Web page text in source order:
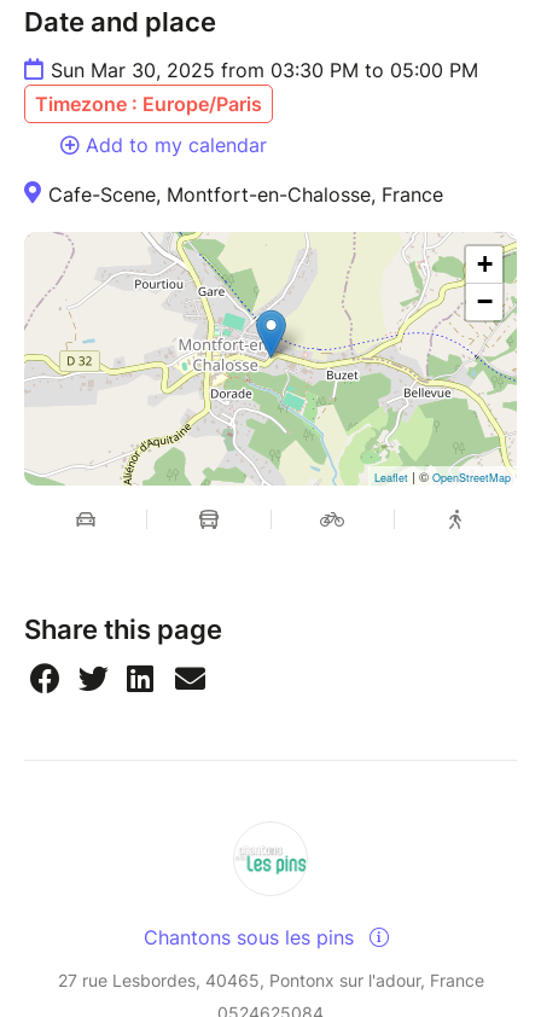
Date and place
Sun Mar 30, 2025 from 03:30 PM to 05:00 PM
Timezone : Europe/Paris
Add to my calendar
Cafe-Scene, Montfort-en-Chalosse, France
+
−
Leaflet | © OpenStreetMap
Share this page
Chantons sous les pins
27 rue Lesbordes, 40465, Pontonx sur l'adour, France